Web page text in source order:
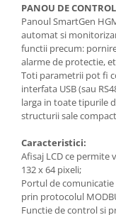
Masini de carotat
Carote diamantate
Masini de canelat
Discuri diamantate
Echipamente pentru
Masini de taiat
Masini de taiat
Masini de taiat lemn
Masini de taiat
manuale
Masini de tencuit,
PANOU DE CONTROL
Panoul SmartGen
automat si
functii precum:
alarme de protectie,
Toti parametrii pot fi
interfata USB (sau
larga in toate tipurile
structurii sale
Caracteristici:
Afisaj LCD ce permite
132 x 64 pixeli;
Portul de comunicatie
prin protocolul
Functie de control si